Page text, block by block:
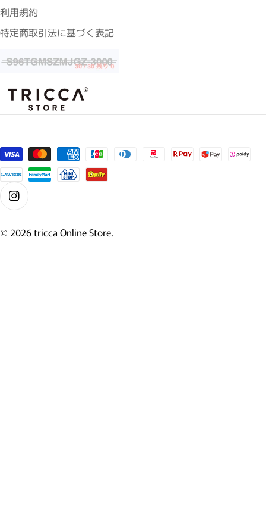
利用規約
特定商取引法に基づく表記
支払い方法
Instagram
© 2026tricca Online Store.